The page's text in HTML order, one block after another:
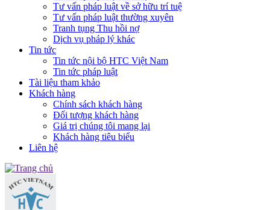
Tư vấn pháp luật về sở hữu trí tuệ
Tư vấn pháp luật thường xuyên
Tranh tụng Thu hồi nợ
Dịch vụ pháp lý khác
Tin tức
Tin tức nội bộ HTC Việt Nam
Tin tức pháp luật
Tài liệu tham khảo
Khách hàng
Chính sách khách hàng
Đối tượng khách hàng
Giá trị chúng tôi mang lại
Khách hàng tiêu biểu
Liên hệ